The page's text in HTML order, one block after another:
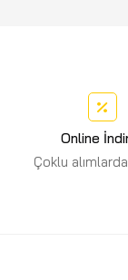
Online
Çoklu